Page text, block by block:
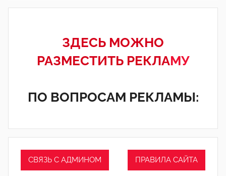
ЗДЕСЬ МОЖНО
РАЗМЕСТИТЬ РЕКЛАМУ
ПО ВОПРОСАМ РЕКЛАМЫ:
СВЯЗЬ С АДМИНОМ ПРАВИЛА САЙТА